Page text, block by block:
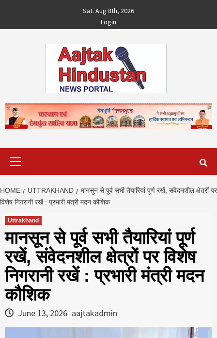
content
Sat. Aug 8th, 2026
Login
HOME UTTRAKHAND
मानसून से पूर्व सभी तैयारियां पूर्ण रखें, संवेदनशील क्षेत्रों पर
विशेष निगरानी रखें : प्रभारी मंत्री मदन कौशिक
Uttrakhand
मानसून से पूर्व सभी तैयारियां पूर्ण
रखें, संवेदनशील क्षेत्रों पर विशेष
निगरानी रखें : प्रभारी मंत्री मदन
कौशिक
June 13, 2026 aajtakadmin